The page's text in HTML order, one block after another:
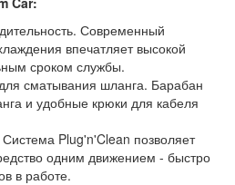
Современный
впечатляет высокой
сроком службы.
сматывания шланга. Барабан
и удобные крюки для кабеля
Plug'n'Clean позволяет
одним движением - быстро
в работе.